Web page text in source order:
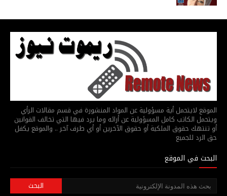
الموقع لايتحمل أية مسؤولية عن المواد المنشورة في قسم مقالات الرأي
ويتحمل الكاتب كامل المسؤولية عن أرائه وما يرد فيها التي تخالف القوانين
أو تنتهك حقوق الملكية أو حقوق الآخرين أو أي طرف آخر .. والموقع يكفل
حق الرد للجميع
البحث في الموقع